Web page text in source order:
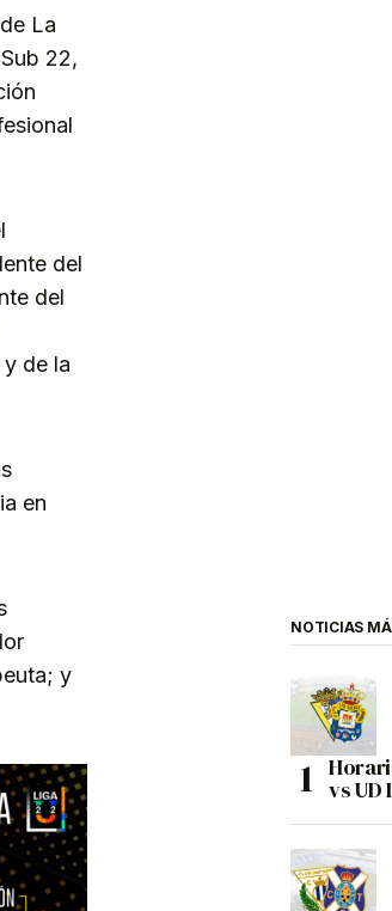
La
22,
del
del
de la
en
y
NOTICIAS
vs UD